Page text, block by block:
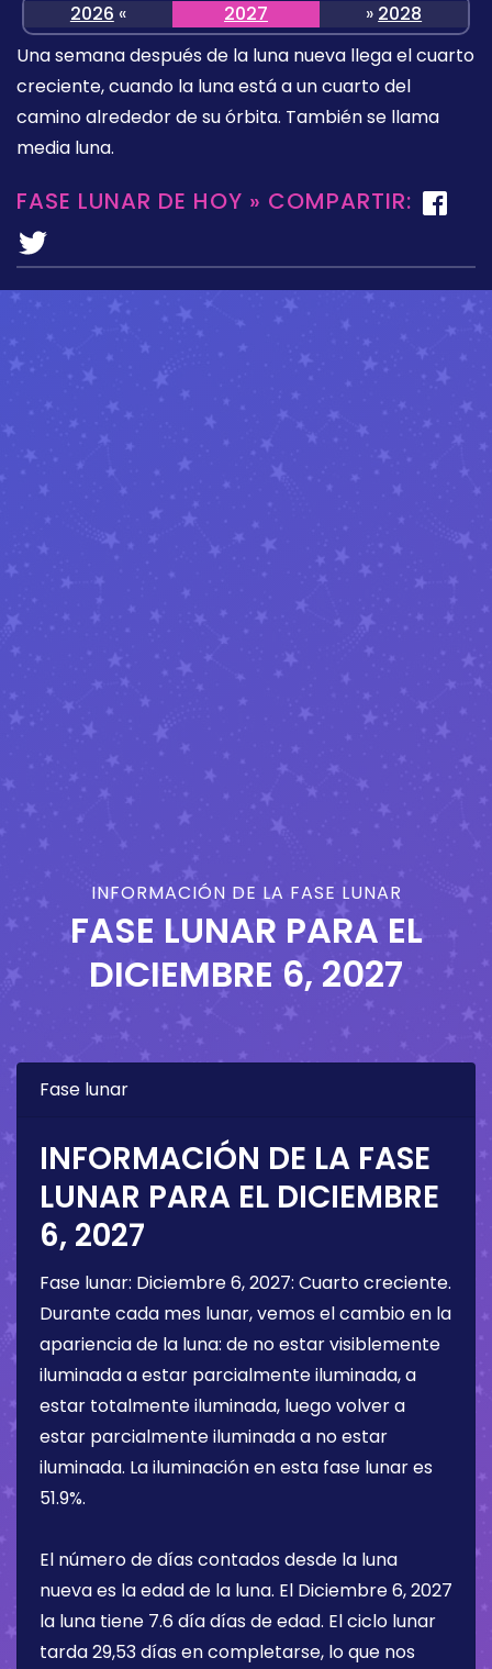
2026 « 2027 » 2028
Una semana después de la luna nueva llega el cuarto
creciente, cuando la luna está a un cuarto del
camino alrededor de su órbita. También se llama
media luna.
FASE LUNAR DE HOY » COMPARTIR:
INFORMACIÓN DE LA FASE LUNAR
FASE LUNAR PARA EL
DICIEMBRE 6, 2027
Fase lunar
INFORMACIÓN DE LA FASE
LUNAR PARA EL DICIEMBRE
6, 2027
Fase lunar: Diciembre 6, 2027: Cuarto creciente.
Durante cada mes lunar, vemos el cambio en la
apariencia de la luna: de no estar visiblemente
iluminada a estar parcialmente iluminada, a
estar totalmente iluminada, luego volver a
estar parcialmente iluminada a no estar
iluminada. La iluminación en esta fase lunar es
51.9%.
El número de días contados desde la luna
nueva es la edad de la luna. El Diciembre 6, 2027
la luna tiene 7.6 díadías de edad. El ciclo lunar
tarda 29,53 días en completarse, lo que nos